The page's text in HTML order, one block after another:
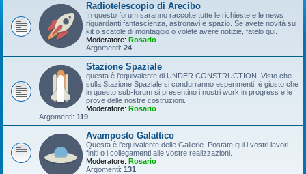
Radiotelescopio di Arecibo
In questo forum saranno raccolte tutte le richieste e le news
riguardanti fantascienza, astronavi e spazio. Se avete novità su
kit o scatole di montaggio o volete avere notizie, fatelo qui.
Moderatore: Rosario
Argomenti: 24
Stazione Spaziale
questa è l'equivalente di UNDER CONSTRUCTION. Visto che
sulla Stazione Spaziale si condurranno esperimenti, è giusto che
in questo sub-forum si presentino i nostri work in progress e le
prove delle nostre costruzioni.
Moderatore: Rosario
Argomenti: 119
Avamposto Galattico
Questa è l'equivalente delle Gallerie. Postate qui i vostri lavori
finiti o i collegamenti alle vostre realizzazioni.
Moderatore: Rosario
Argomenti: 131